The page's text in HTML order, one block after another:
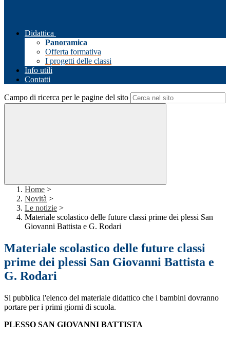
Didattica
Panoramica
Offerta formativa
I progetti delle classi
Info utili
Contatti
Campo di ricerca per le pagine del sito
Home >
Novità >
Le notizie >
Materiale scolastico delle future classi prime dei plessi San
Giovanni Battista e G. Rodari
Materiale scolastico delle future classi
prime dei plessi San Giovanni Battista e
G. Rodari
Si pubblica l'elenco del materiale didattico che i bambini dovranno
portare per i primi giorni di scuola.
PLESSO SAN GIOVANNI BATTISTA